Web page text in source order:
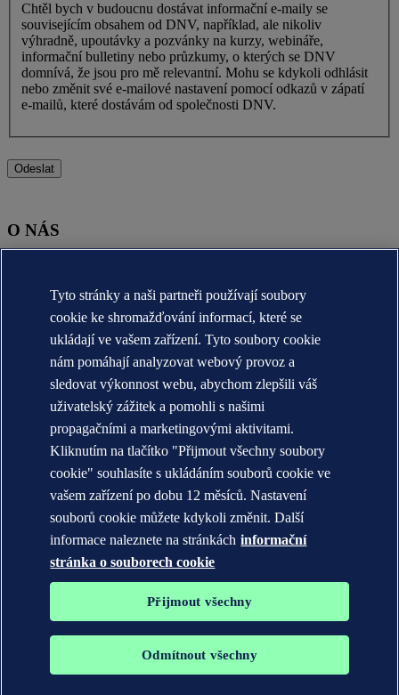
Chtěl bych v budoucnu dostávat informační e-maily se
souvisejícím obsahem od DNV, například, ale nikoliv
výhradně, upoutávky a pozvánky na kurzy, webináře,
informační bulletiny nebo průzkumy, o kterých se DNV
domnívá, že jsou pro mě relevantní. Mohu se kdykoli odhlásit
nebo změnit své e-mailové nastavení pomocí odkazů v zápatí
e-mailů, které dostávám od společnosti DNV.
Odeslat
O NÁS
Stručná historie (globální)
Annual reports
KONTAKT:
Seznamte se s týmem DNV
Prohlášení o ochraně soukromí
Podmínky použití
Copyright © DNV AS 2026
Informace o cookies
Ochranné známky DNV GL®, DNV®, The Horizon Graphic a Det
Tyto stránky a naši partneři používají soubory
cookie ke shromažďování informací, které se
ukládají ve vašem zařízení. Tyto soubory cookie
nám pomáhají analyzovat webový provoz a
sledovat výkonnost webu, abychom zlepšili váš
uživatelský zážitek a pomohli s našimi
propagačními a marketingovými aktivitami.
Kliknutím na tlačítko "Přijmout všechny soubory
cookie" souhlasíte s ukládáním souborů cookie ve
vašem zařízení po dobu 12 měsíců. Nastavení
souborů cookie můžete kdykoli změnit. Další
informace naleznete na stránkách informační
stránka o souborech cookie
Přijmout všechny
Odmítnout všechny